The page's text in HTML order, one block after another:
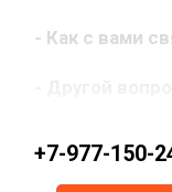
- Как с вами
+7-977-150-